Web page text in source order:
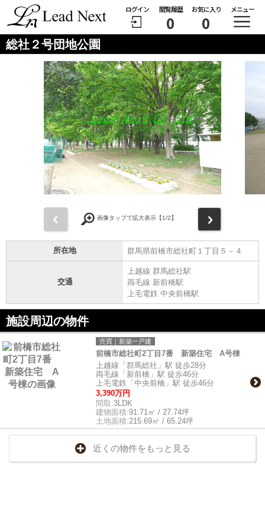
ログイン 閲覧履歴
0
お気に入り
0
メニュー
総社２号団地公園
画像タップで拡大表示【1/2】
所在地 群馬県前橋市総社町１丁目５－４
交通
上越線 群馬総社駅
両毛線 新前橋駅
上毛電鉄 中央前橋駅
施設周辺の物件
売買｜新築一戸建
前橋市総社町2丁目7番 新築住宅 A号棟
上越線「群馬総社」駅 徒歩28分
両毛線「新前橋」駅 徒歩46分
上毛電鉄「中央前橋」駅 徒歩46分
3,390万円
間取:3LDK
建物面積:91.71㎡ / 27.74坪
土地面積:215.69㎡ / 65.24坪
近くの物件をもっと見る